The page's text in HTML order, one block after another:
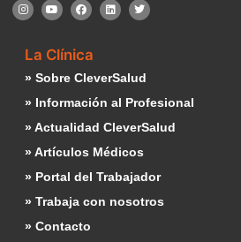
La Clínica
» Sobre CleverSalud
» Información al Profesional
» Actualidad CleverSalud
» Artículos Médicos
» Portal del Trabajador
» Trabaja con nosotros
» Contacto